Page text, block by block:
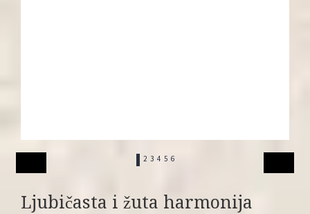
2 3 4 5 6
Ljubičasta i žuta harmonija